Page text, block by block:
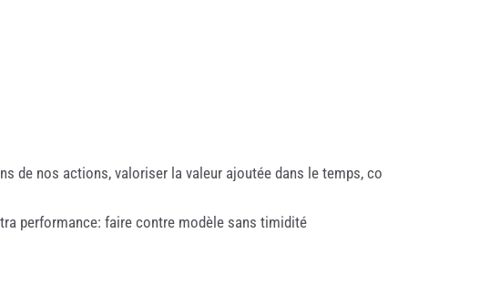
de nos actions, valoriser la valeur ajoutée dans le temps, co
performance: faire contre modèle sans timidité